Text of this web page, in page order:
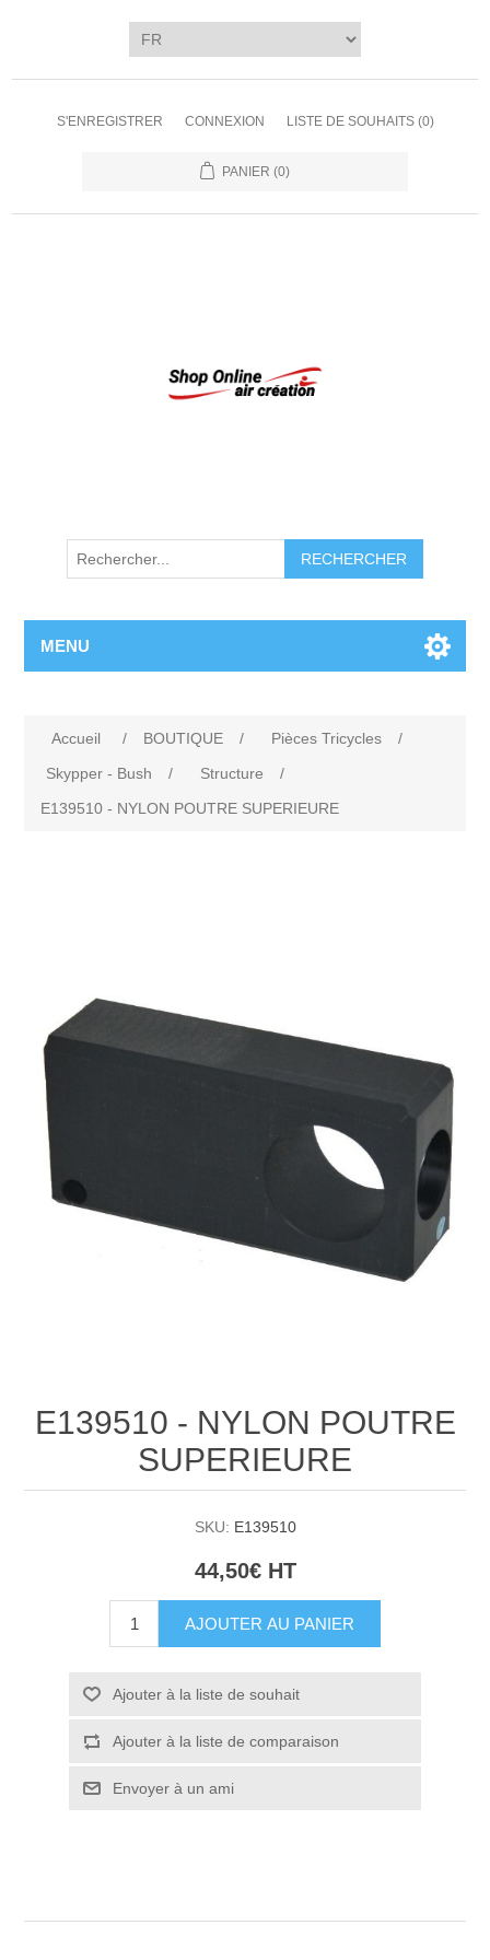
S'ENREGISTRER CONNEXION LISTE DE SOUHAITS (0)
PANIER (0)
RECHERCHER
MENU
Accueil / BOUTIQUE / Pièces Tricycles
/
Skypper - Bush
/ Structure
/
E139510 - NYLON POUTRE SUPERIEURE
E139510 - NYLON POUTRE
SUPERIEURE
SKU: E139510
44,50€ HT
AJOUTER AU PANIER
Ajouter à la liste de souhait
Ajouter à la liste de comparaison
Envoyer à un ami